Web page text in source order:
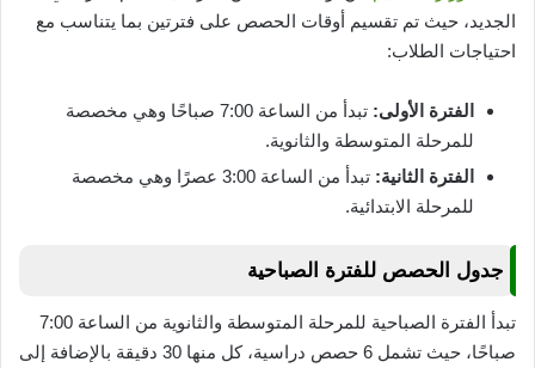
الجديد، حيث تم تقسيم أوقات الحصص على فترتين بما يتناسب مع
احتياجات الطلاب:
الفترة الأولى:
تبدأ من الساعة 7:00 صباحًا وهي مخصصة
للمرحلة المتوسطة والثانوية.
الفترة الثانية:
تبدأ من الساعة 3:00 عصرًا وهي مخصصة
للمرحلة الابتدائية.
جدول الحصص للفترة الصباحية
تبدأ الفترة الصباحية للمرحلة المتوسطة والثانوية من الساعة 7:00
صباحًا، حيث تشمل 6 حصص دراسية، كل منها 30 دقيقة بالإضافة إلى